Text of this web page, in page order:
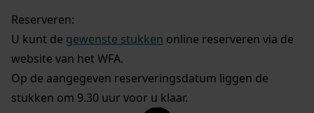
Reserveren:
U kunt de gewenste stukken online reserveren via de
website van het WFA.
Op de aangegeven reserveringsdatum liggen de
stukken om 9.30 uur voor u klaar.